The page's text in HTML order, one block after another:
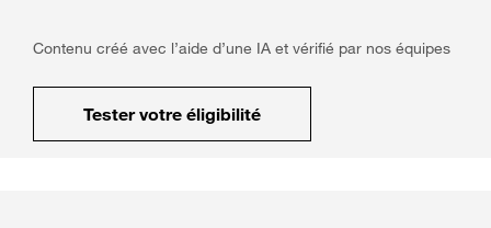
Contenu créé avec l’aide d’une IA et vérifié par nos équipes
Tester votre éligibilité